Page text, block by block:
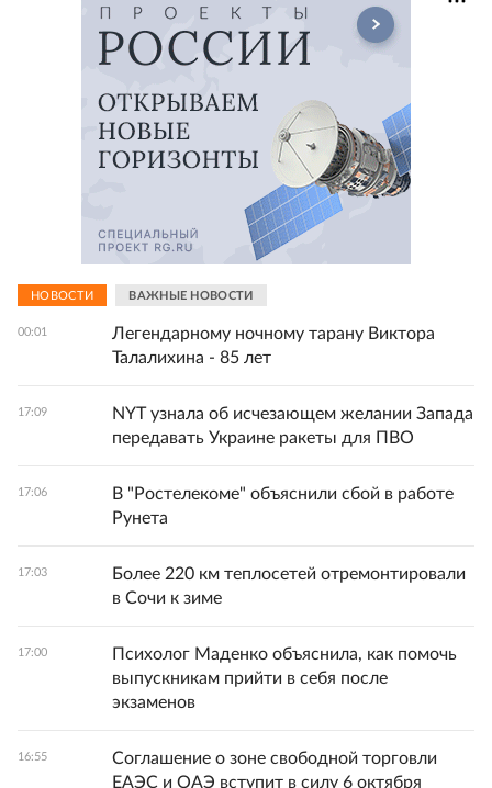
НОВОСТИ ВАЖНЫЕ НОВОСТИ
00:01
Легендарному ночному тарану Виктора
Талалихина - 85 лет
17:09
NYT узнала об исчезающем желании Запада
передавать Украине ракеты для ПВО
17:06
В "Ростелекоме" объяснили сбой в работе
Рунета
17:03
Более 220 км теплосетей отремонтировали
в Сочи к зиме
17:00
Психолог Маденко объяснила, как помочь
выпускникам прийти в себя после
экзаменов
16:55
Соглашение о зоне свободной торговли
ЕАЭС и ОАЭ вступит в силу 6 октября